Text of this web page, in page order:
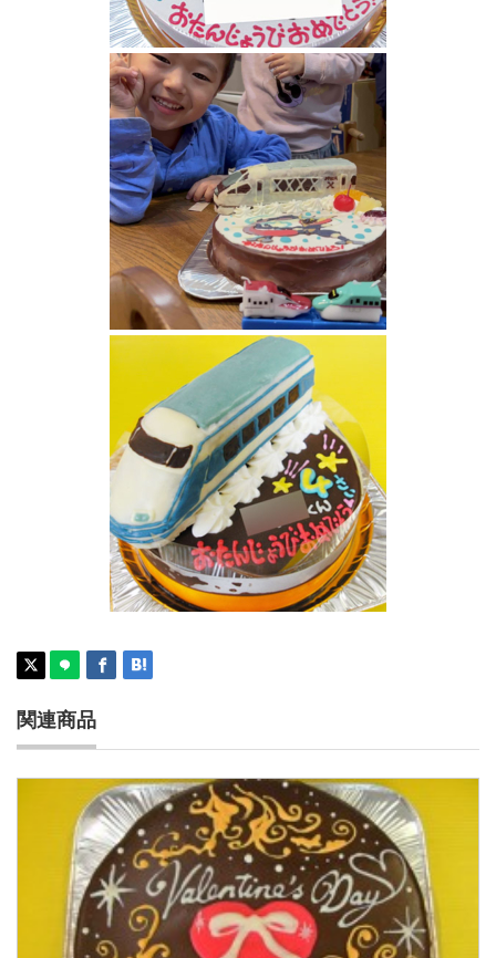
特急スペーシアX 、ドッグエクスプレス イラ
ストケーキ
東武鉄道特急スペーシアXケーキ
関連商品